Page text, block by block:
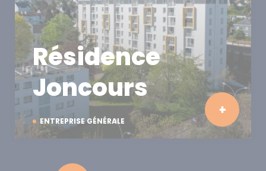
ENTREPRISE GÉNÉRALE
Résidence
Joncours